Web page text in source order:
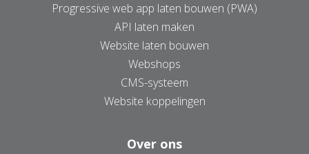
Progressive web app laten bouwen (PWA)
API laten maken
Website laten bouwen
Webshops
CMS-systeem
Website koppelingen
Over ons